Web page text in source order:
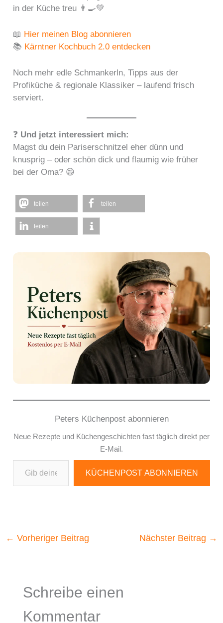
in der Küche treu 👨‍🍳💚
📖 Hier meinen Blog abonnieren
📚 Kärntner Kochbuch 2.0 entdecken
Noch mehr edle Schmankerln, Tipps aus der
Profiküche & regionale Klassiker – laufend frisch
serviert.
❓ Und jetzt interessiert mich:
Magst du dein Pariserschnitzel eher dünn und
knusprig – oder schön dick und flaumig wie früher
bei der Oma? 😄
teilen teilen
teilen
Peters Küchenpost abonnieren
Neue Rezepte und Küchengeschichten fast täglich direkt per
E-Mail.
Gib deine E-Mail-Adresse ein ...
KÜCHENPOST ABONNIEREN
← Vorheriger Beitrag Nächster Beitrag →
Schreibe einen
Kommentar